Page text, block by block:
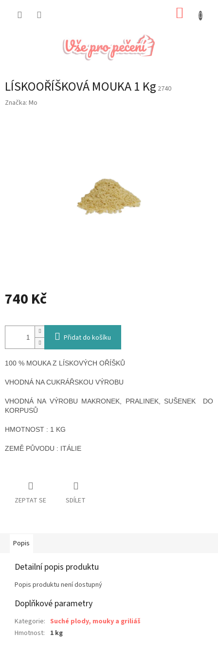
LÍSKOOŘÍŠKOVÁ MOUKA 1 Kg 2740
Značka: Mo
740 Kč
cena:
Přidat do košíku
100 % MOUKA Z LÍSKOVÝCH OŘÍŠKŮ
VHODNÁ NA CUKRÁŘSKOU VÝROBU
VHODNÁ NA VÝROBU MAKRONEK, PRALINEK, SUŠENEK DO
KORPUSŮ
HMOTNOST : 1 KG
ZEMĚ PŮVODU : ITÁLIE
ZEPTAT SE SDÍLET
Popis
Detailní popis produktu
Popis produktu není dostupný
Doplňkové parametry
Kategorie: Suché plody, mouky a griliáš
Hmotnost: 1 kg